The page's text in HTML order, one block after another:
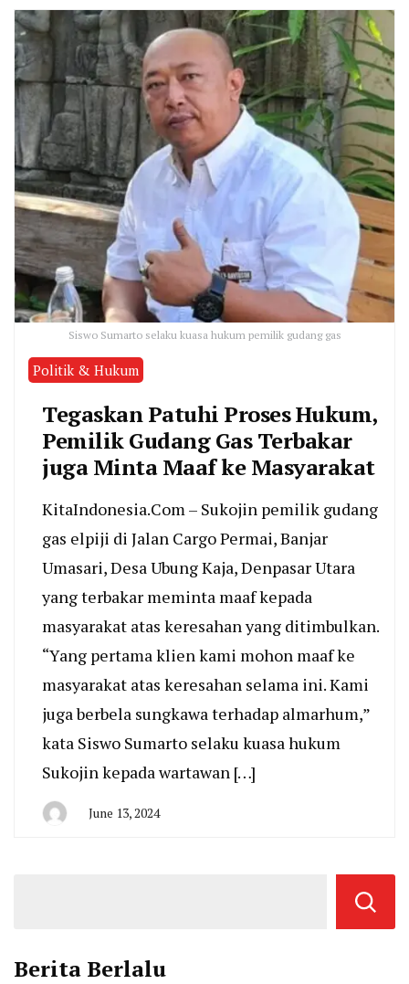
Siswo Sumarto selaku kuasa hukum pemilik gudang gas
Politik & Hukum
Tegaskan Patuhi Proses Hukum,
Pemilik Gudang Gas Terbakar
juga Minta Maaf ke Masyarakat
KitaIndonesia.Com – Sukojin pemilik gudang
gas elpiji di Jalan Cargo Permai, Banjar
Umasari, Desa Ubung Kaja, Denpasar Utara
yang terbakar meminta maaf kepada
masyarakat atas keresahan yang ditimbulkan.
“Yang pertama klien kami mohon maaf ke
masyarakat atas keresahan selama ini. Kami
juga berbela sungkawa terhadap almarhum,”
kata Siswo Sumarto selaku kuasa hukum
Sukojin kepada wartawan […]
June 13, 2024
Berita Berlalu